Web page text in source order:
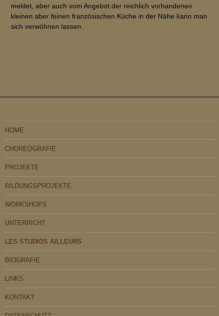
meldet, aber auch vom Angebot der reichlich vorhandenen
kleinen aber feinen französischen Küche in der Nähe kann man
sich verwöhnen lassen.
HOME
CHOREOGRAFIE
PROJEKTE
BILDUNGSPROJEKTE
WORKSHOPS
UNTERRICHT
LES STUDIOS AILLEURS
BIOGRAFIE
LINKS
KONTAKT